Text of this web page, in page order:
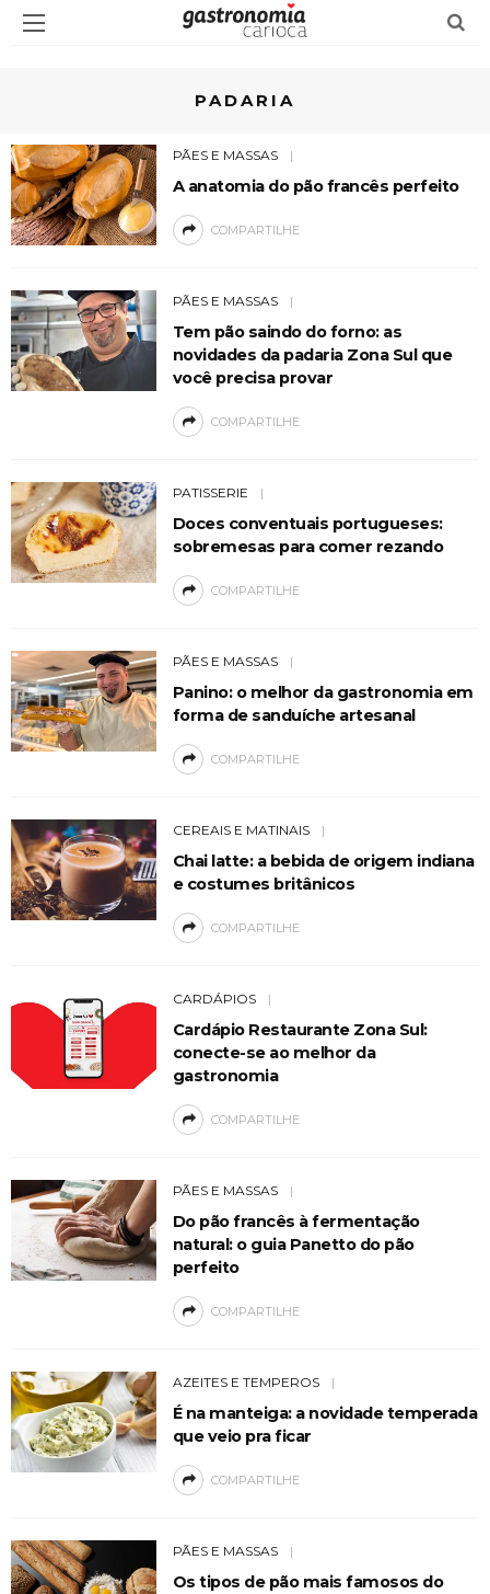
PADARIA
PÃES E MASSAS
A anatomia do pão francês perfeito
COMPARTILHE
PÃES E MASSAS
Tem pão saindo do forno: as
novidades da padaria Zona Sul que
você precisa provar
COMPARTILHE
PATISSERIE
Doces conventuais portugueses:
sobremesas para comer rezando
COMPARTILHE
PÃES E MASSAS
Panino: o melhor da gastronomia em
forma de sanduíche artesanal
COMPARTILHE
CEREAIS E MATINAIS
Chai latte: a bebida de origem indiana
e costumes britânicos
COMPARTILHE
CARDÁPIOS
Cardápio Restaurante Zona Sul:
conecte-se ao melhor da
gastronomia
COMPARTILHE
PÃES E MASSAS
Do pão francês à fermentação
natural: o guia Panetto do pão
perfeito
COMPARTILHE
AZEITES E TEMPEROS
É na manteiga: a novidade temperada
que veio pra ficar
COMPARTILHE
PÃES E MASSAS
Os tipos de pão mais famosos do